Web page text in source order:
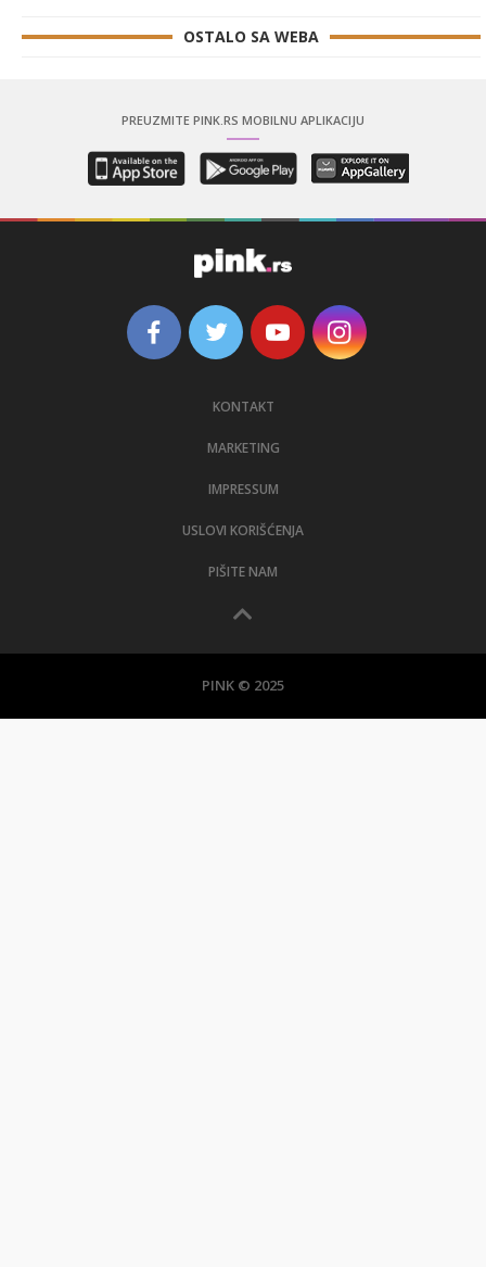
OSTALO SA WEBA
PREUZMITE PINK.RS MOBILNU APLIKACIJU
KONTAKT
MARKETING
IMPRESSUM
USLOVI KORIŠĆENJA
PIŠITE NAM
PINK © 2025